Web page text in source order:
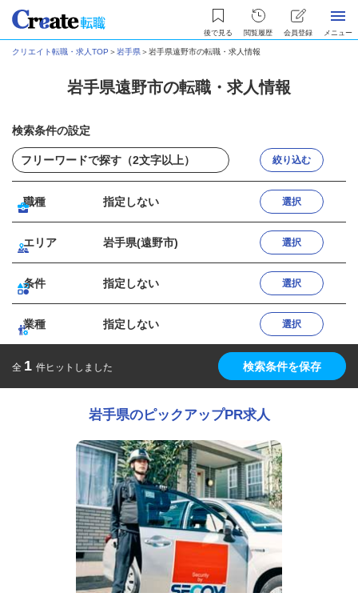
後で見る 閲覧履歴 会員登録 メニュー
クリエイト転職・求人TOP ＞岩手県＞岩手県遠野市の転職・求人情報
岩手県遠野市の転職・求人情報
検索条件の設定
絞り込む
職種 指定しない 選択
エリア 岩手県(遠野市) 選択
条件 指定しない 選択
業種 指定しない 選択
全 1 件ヒットしました 検索条件を保存
岩手県のピックアップPR求人